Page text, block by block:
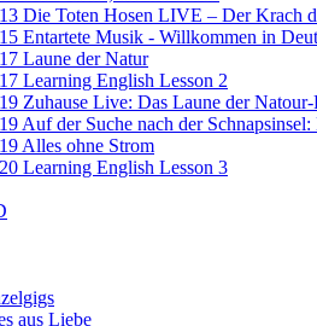
Die Toten Hosen LIVE – Der Krach
Entartete Musik - Willkommen in
Laune der Natur
Learning English Lesson 2
Zuhause Live: Das Laune der
Auf der Suche nach der
Alles ohne Strom
Learning English Lesson 3
aus Liebe